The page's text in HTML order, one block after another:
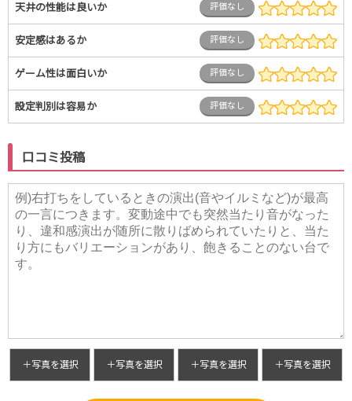
天井の性能は良いか 評価なし
安定感はあるか 評価なし
ゲーム性は面白いか 評価なし
設定判別は容易か 評価なし
口コミ投稿
＋写真を選択 ＋写真を選択 ＋写真を選択 ＋写真を選択